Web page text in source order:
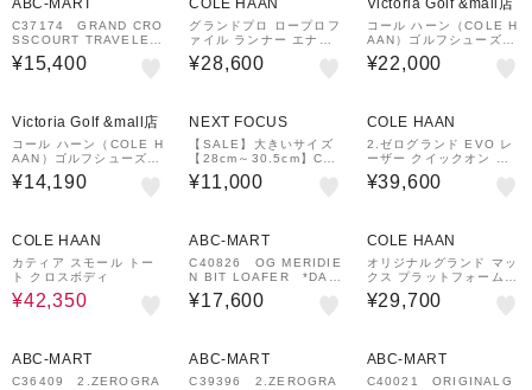
ABC-MART
C37174 GRAND CRO
SSCOURT TRAVELER
SNKR *NAVY BLAZE
R 662023-0001
¥15,400
COLE HAAN
グランドプロ ロープロフ
ァイル ランナー エナジ
ーウィーブ womens
¥28,600
Victoria Golf &mall店
コール ハーン（COLE H
AAN）ゴルフシューズ
スパイクレス GRAND C
ROSSCOURT 20.4.7
¥22,000
Victoria Golf &mall店
コール ハーン（COLE H
AAN）ゴルフシューズ
ゼログランド オーバーテ
イク ZEROGROUND C
¥14,190
NEXT FOCUS
【SALE】大きいサイズ
【28cm～30.5cm】Col
eHaan コールハーン G
P TOPSPIN SNEAKER
¥11,000
COLE HAAN
2.ゼログランド EVO レ
ーザー クイックオン オ
ックスフォード mens
¥39,600
COLE HAAN
カティア スモール トー
ト クロスボディ
¥42,350
ABC-MART
C40826 OG MERIDIE
N BIT LOAFER *DAR
K CHOCOLATE 6962
49-0001
¥17,600
COLE HAAN
オリジナルグランド マッ
クス プラットフォーム
スニーカー womens
¥29,700
ABC-MART
C36409 2.ZEROGRA
ABC-MART
C39396 2.ZEROGRA
ABC-MART
C40021 ORIGINALG